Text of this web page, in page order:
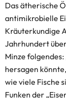
Das ätherische
antimikrobielle
Kräuterkundige
Jahrhundert
Minze
hersagen
wie viele Fische
Funken der